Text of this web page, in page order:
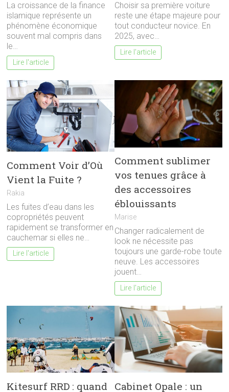
La croissance de la finance
islamique représente un
phénomène économique
souvent mal compris dans
le…
Lire l'article
Choisir sa première voiture
reste une étape majeure pour
tout conducteur novice. En
2025, avec…
Lire l'article
Comment Voir d’Où
Vient la Fuite ?
Rakia
Les fuites d’eau dans les
copropriétés peuvent
rapidement se transformer en
cauchemar si elles ne…
Lire l'article
Comment sublimer
vos tenues grâce à
des accessoires
éblouissants
Marise
Changer radicalement de
look ne nécessite pas
toujours une garde-robe toute
neuve. Les accessoires
jouent…
Lire l'article
Kitesurf RRD : quand
Cabinet Opale : un